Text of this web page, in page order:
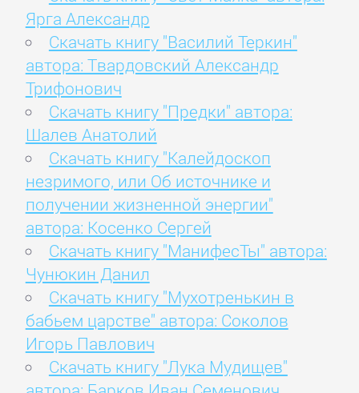
Ярга Александр
Скачать книгу "Василий Теркин"
автора: Твардовский Александр
Трифонович
Скачать книгу "Предки" автора:
Шалев Анатолий
Скачать книгу "Калейдоскоп
незримого, или Об источнике и
получении жизненной энергии"
автора: Косенко Сергей
Скачать книгу "МанифесТы" автора:
Чунюкин Данил
Скачать книгу "Мухотренькин в
бабьем царстве" автора: Соколов
Игорь Павлович
Скачать книгу "Лука Мудищев"